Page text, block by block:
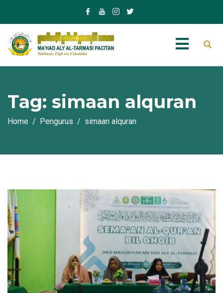
Tag: simaan alquran
Home Pengurus simaan alquran